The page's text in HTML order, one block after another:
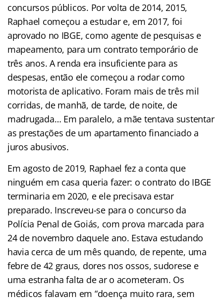
concursos públicos. Por volta de 2014, 2015,
Raphael começou a estudar e, em 2017, foi
aprovado no IBGE, como agente de pesquisas e
mapeamento, para um contrato temporário de
três anos. A renda era insuficiente para as
despesas, então ele começou a rodar como
motorista de aplicativo. Foram mais de três mil
corridas, de manhã, de tarde, de noite, de
madrugada… Em paralelo, a mãe tentava sustentar
as prestações de um apartamento financiado a
juros abusivos.
Em agosto de 2019, Raphael fez a conta que
ninguém em casa queria fazer: o contrato do IBGE
terminaria em 2020, e ele precisava estar
preparado. Inscreveu-se para o concurso da
Polícia Penal de Goiás, com prova marcada para
24 de novembro daquele ano. Estava estudando
havia cerca de um mês quando, de repente, uma
febre de 42 graus, dores nos ossos, sudorese e
uma estranha falta de ar o acometeram. Os
médicos falavam em “doença muito rara, sem